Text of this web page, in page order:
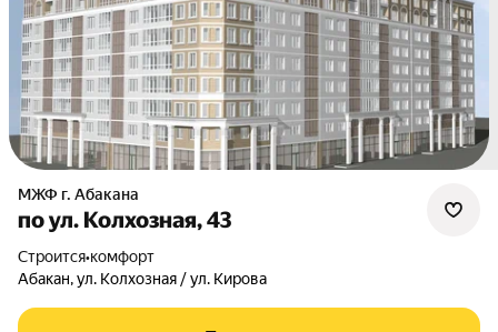
МЖФ г. Абакана
по ул. Колхозная, 43
Строится•комфорт
Абакан, ул. Колхозная / ул. Кирова